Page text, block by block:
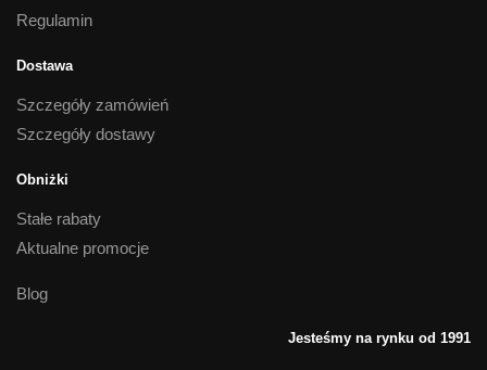
Regulamin
Dostawa
Szczegóły zamówień
Szczegóły dostawy
Obniżki
Stałe rabaty
Aktualne promocje
Blog
Jesteśmy na rynku od 1991